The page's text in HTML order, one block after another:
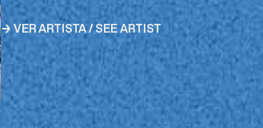
→ VER ARTISTA / SEE ARTIST